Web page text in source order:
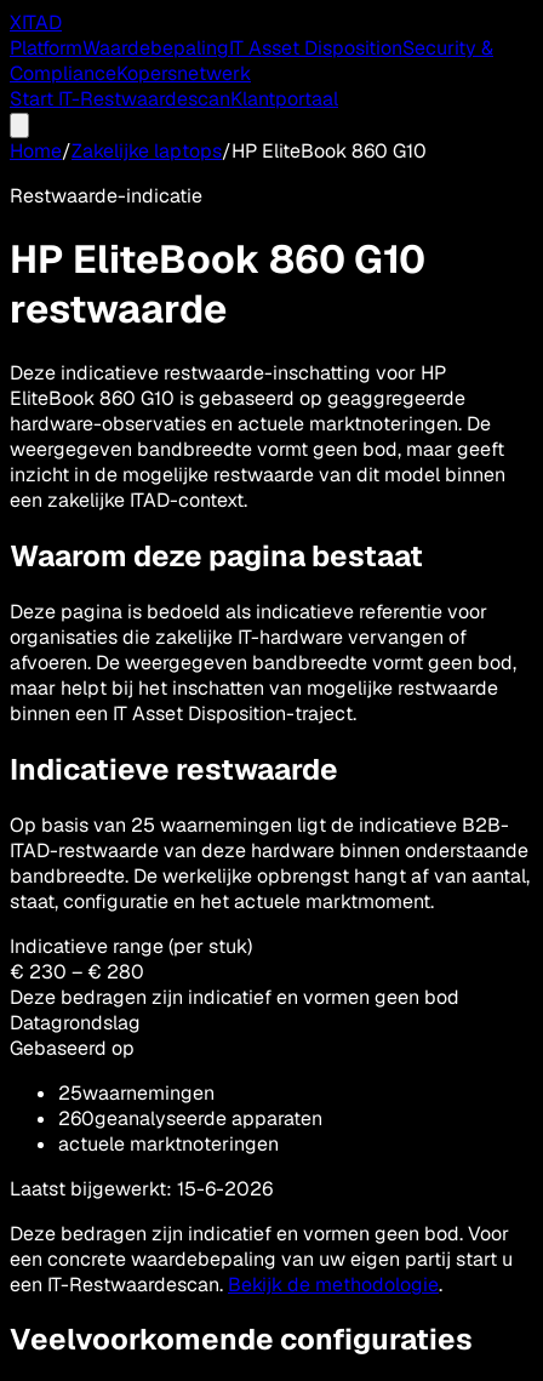
XITAD
PlatformWaardebepalingIT Asset DispositionSecurity &
ComplianceKopersnetwerk
Start IT-RestwaardescanKlantportaal
Home/Zakelijke laptops/HP EliteBook 860 G10
Restwaarde-indicatie
HP EliteBook 860 G10
restwaarde
Deze indicatieve restwaarde-inschatting voor HP
EliteBook 860 G10 is gebaseerd op geaggregeerde
hardware-observaties en actuele marktnoteringen. De
weergegeven bandbreedte vormt geen bod, maar geeft
inzicht in de mogelijke restwaarde van dit model binnen
een zakelijke ITAD-context.
Waarom deze pagina bestaat
Deze pagina is bedoeld als indicatieve referentie voor
organisaties die zakelijke IT-hardware vervangen of
afvoeren. De weergegeven bandbreedte vormt geen bod,
maar helpt bij het inschatten van mogelijke restwaarde
binnen een IT Asset Disposition-traject.
Indicatieve restwaarde
Op basis van 25 waarnemingen ligt de indicatieve B2B-
ITAD-restwaarde van deze hardware binnen onderstaande
bandbreedte. De werkelijke opbrengst hangt af van aantal,
staat, configuratie en het actuele marktmoment.
Indicatieve range (per stuk)
€ 230 – € 280
Deze bedragen zijn indicatief en vormen geen bod
Datagrondslag
Gebaseerd op
25waarnemingen
260geanalyseerde apparaten
actuele marktnoteringen
Laatst bijgewerkt: 15-6-2026
Deze bedragen zijn indicatief en vormen geen bod. Voor
een concrete waardebepaling van uw eigen partij start u
een IT-Restwaardescan. Bekijk de methodologie.
Veelvoorkomende configuraties